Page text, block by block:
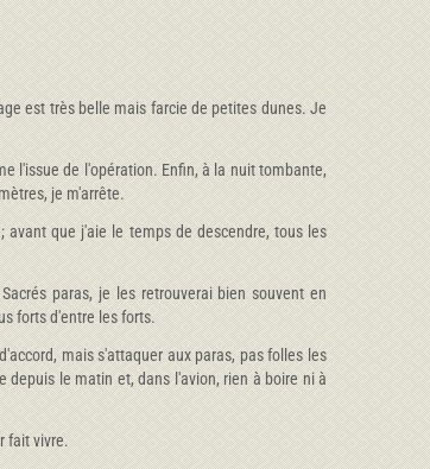
est très belle mais farcie de petites dunes. Je
l'issue de l'opération. Enfin, à la nuit tombante,
je m'arrête.
que j'aie le temps de descendre, tous les
paras, je les retrouverai bien souvent en
forts d'entre les forts.
mais s'attaquer aux paras, pas folles les
depuis le matin et, dans l'avion, rien à boire ni à
fait vivre.